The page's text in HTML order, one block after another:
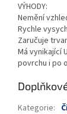
VÝHODY:
Nemění
Rychle
Zaručuje
Má vynikající
povrchu i po
Kategorie: